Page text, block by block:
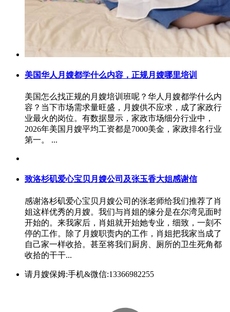
美国华人月嫂都学什么内容，正规月嫂哪里培训
美国怎么找正规的月嫂培训班呢？华人月嫂都学什么内
容？当下市场需求量旺盛，月嫂供不应求，成了家政行
业最火的岗位。有数据显示，家政市场细分行业中，
2026年美国月嫂平均工资都是7000美金，家政排名行业
第一。 ...
致洛杉矶爱心宝贝月嫂公司及张玉香大姐感谢信
感谢洛杉矶爱心宝贝月嫂公司的张老师给我们推荐了肖
姐这样优秀的月嫂。我们与肖姐的缘分是在尔湾见面时
开始的。来我家后，肖姐就开始她专业，细致，一刻不
停的工作。除了月嫂职责内的工作，肖姐把我家当成了
自己家一样收拾。甚至将我们厨房、厕所的卫生死角都
收拾的干干...
请月嫂保姆:手机&微信:13366982255